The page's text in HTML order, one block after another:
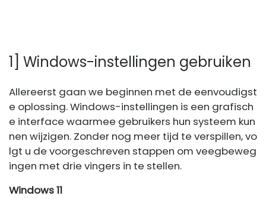
1] Windows-instellingen gebruiken
Allereerst gaan we beginnen met de eenvoudigst
e oplossing. Windows-instellingen is een grafisch
e interface waarmee gebruikers hun systeem kun
nen wijzigen. Zonder nog meer tijd te verspillen, vo
lgt u de voorgeschreven stappen om veegbeweg
ingen met drie vingers in te stellen.
Windows 11